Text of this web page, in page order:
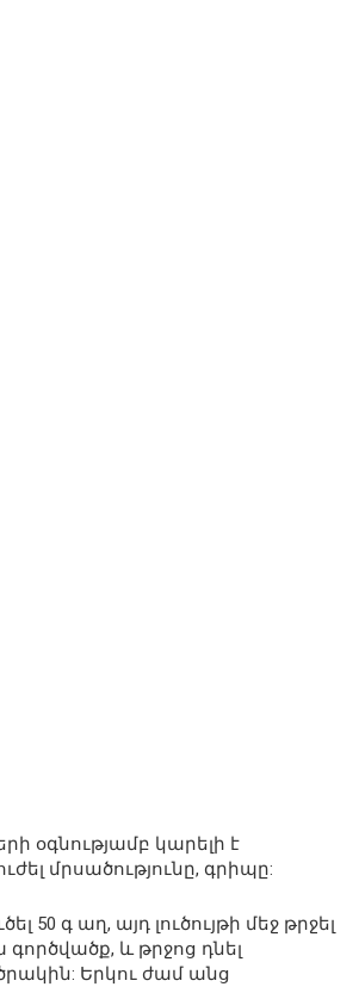
օգնությամբ կարելի է
մրսածությունը, գրիպը:
50 գ աղ, այդ լուծույթի մեջ թրջել
և թրջոց դնել
Երկու ժամ անց